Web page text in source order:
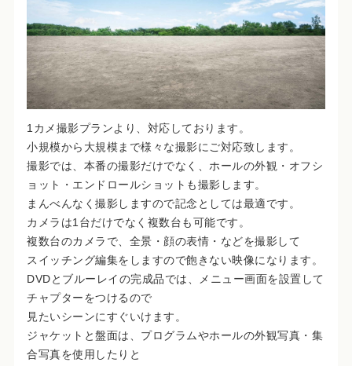
1カメ撮影プランより、対応しております。
小規模から大規模まで様々な撮影にご対応致します。
撮影では、本番の撮影だけでなく、ホールの外観・オフシ
ョット・エンドロールショットも撮影します。
まんべんなく撮影しますので記念としては最適です。
カメラは1台だけでなく複数台も可能です。
複数台のカメラで、全景・顔の表情・などを撮影して
スイッチング編集をしますので飽きない映像になります。
DVDとブルーレイの完成品では、メニュー画面を設置して
チャプターをつけるので
見たいシーンにすぐいけます。
ジャケットと盤面は、プログラムやホールの外観写真・集
合写真を使用したりと